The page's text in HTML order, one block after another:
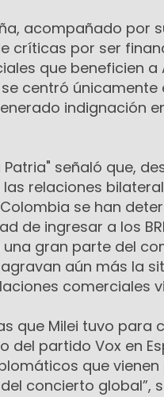
acompañado por
críticas por ser
que beneficien a
centró
indignación
señaló que,
relaciones
se han
de ingresar a los
gran parte del
aún más la
comerciales
que Milei tuvo
del partido Vox en
que
concierto global”,